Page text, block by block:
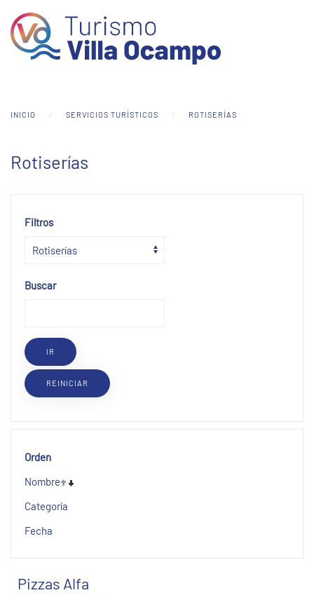
Skip to main content
INICIO SERVICIOS TURÍSTICOS ROTISERÍAS
Rotiserías
Filtros
Buscar
Orden
Nombre
Categoría
Fecha
Pizzas Alfa